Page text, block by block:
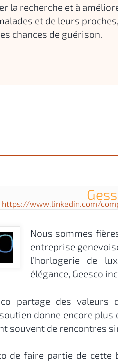
la recherche et à
et de leurs
chances de guérison.
https://www.linkedin.com/
Nous sommes
entreprise
l’horlogerie de
élégance, Geesco
partage des
donne encore
souvent de rencontres
de faire partie de